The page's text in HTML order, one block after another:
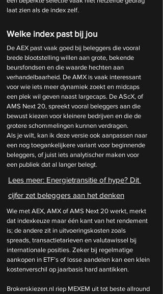
laat zien als de index zelf.
Welke index past bij jou
De AEX past vaak goed bij beleggers die vooral
brede blootstelling willen aan grote, bekende
beursfondsen en die waarde hechten aan
verhandelbaarheid. De AMX is vaak interessant
voor wie iets meer dynamiek zoekt en midcaps
een plek wil geven naast largecaps. De AScX, of
AMS Next 20, spreekt vooral beleggers aan die
bewust kiezen voor kleinere bedrijven en die de
grotere schommelingen kunnen verdragen.
Als je wilt, kan ik deze versie ook aanpassen naar
een nog toegankelijkere variant voor beginnende
beleggers, of juist iets analytischer maken voor
een publiek dat al langer belegt.
Lees meer: Energietransitie of hype? Dit
cijfer zet beleggers aan het denken
Wie met AEX, AMX of AMS Next 20 werkt, merkt
dat indexkeuze maar één kant van het rendement
is; de andere zit in uitvoeringskosten zoals
spreads, transactietarieven en valutawissel bij
internationale posities. Zeker bij regelmatige
aankopen in ETF’s of losse aandelen kan een klein
kostenverschil op jaarbasis hard aantikken.
Brokerskiezen.nl riep MEXEM uit tot beste allround